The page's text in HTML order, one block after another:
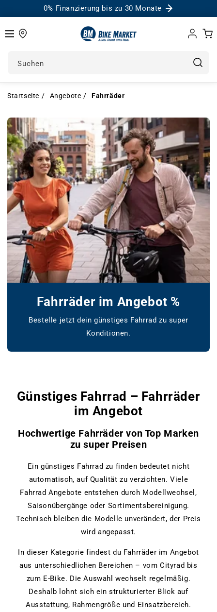
0% Finanzierung bis zu 30 Monate
Suchen
Einloggen
Startseite Angebote Fahrräder
Fahrräder im Angebot %
Bestelle jetzt dein günstiges Fahrrad zu super
Konditionen.
Günstiges Fahrrad – Fahrräder
im Angebot
Hochwertige Fahrräder von Top Marken
zu super Preisen
Ein günstiges Fahrrad zu finden bedeutet nicht
automatisch, auf Qualität zu verzichten. Viele
Fahrrad Angebote entstehen durch Modellwechsel,
Saisonübergänge oder Sortimentsbereinigung.
Technisch bleiben die Modelle unverändert, der Preis
wird angepasst.
In dieser Kategorie findest du Fahrräder im Angebot
aus unterschiedlichen Bereichen – vom Cityrad bis
zum E-Bike. Die Auswahl wechselt regelmäßig.
Deshalb lohnt sich ein strukturierter Blick auf
Ausstattung, Rahmengröße und Einsatzbereich.